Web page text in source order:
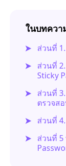
ในบทควา
ส่วนที่
ส่วนที่
Sticky
ส่วนที่
ตรวจส
ส่วนที่
ส่วนที่ 5